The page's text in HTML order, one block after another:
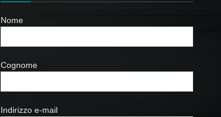
Nome
Cognome
Indirizzo e-mail